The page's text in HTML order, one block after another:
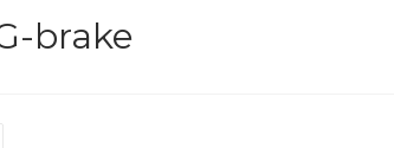
brake